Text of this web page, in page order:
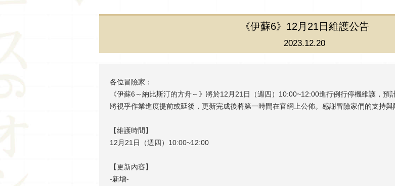
《伊蘇6》12月21日維護公告
2023.12.20
各位冒險家：
《伊蘇6～納比斯汀的方舟～》將於12月21日（週四）10:00~12:00進行例行停機維護，預
將視乎作業進度提前或延後，更新完成後將第一時間在官網上公佈。感謝冒險家們的支持與
【維護時間】
12月21日（週四）10:00~12:00
【更新內容】
-新增-